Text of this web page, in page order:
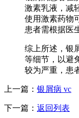
激素乳液，减
使用激素药物
患者需根据医
综上所述，银
等细节，以避
较为严重，患
上一篇： 银屑病 vc
下一篇： 返回列表